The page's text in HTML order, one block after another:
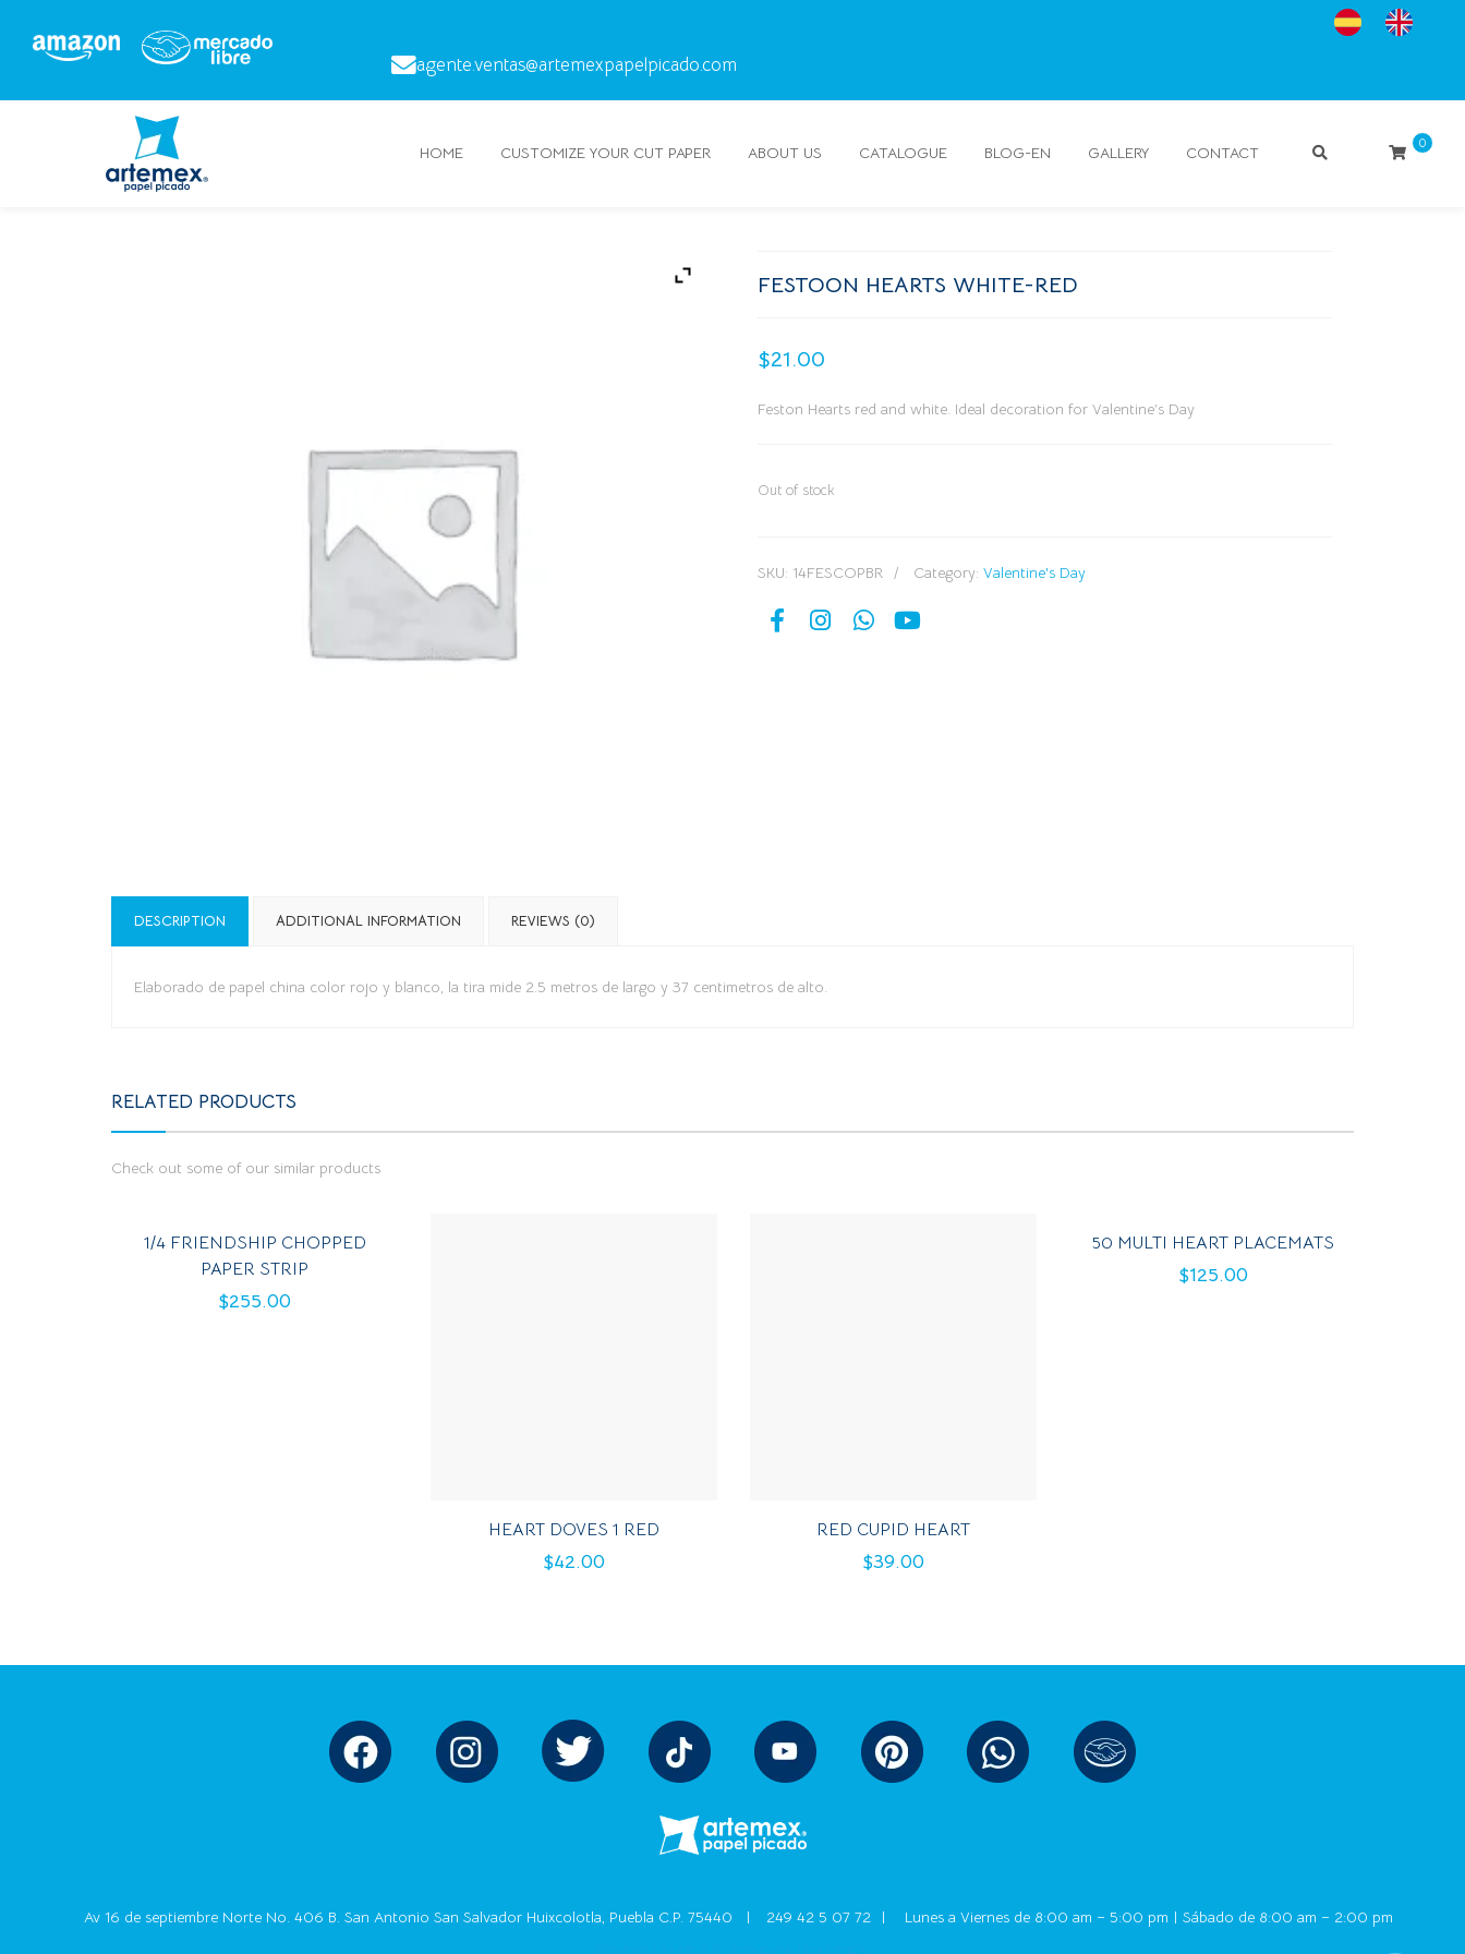
agente.ventas@artemexpapelpicado.com
HOME CUSTOMIZE YOUR CUT PAPER ABOUT US CATALOGUE BLOG-EN GALLERY CONTACT 0
FESTOON HEARTS WHITE-RED
$21.00
Feston Hearts red and white. Ideal decoration for Valentine’s Day
Out of stock
SKU: 14FESCOPBR Category: Valentine's Day
DESCRIPTION ADDITIONAL INFORMATION REVIEWS (0)
Elaborado de papel china color rojo y blanco, la tira mide 2.5 metros de largo y 37 centimetros de alto.
RELATED PRODUCTS
Check out some of our similar products
1/4 FRIENDSHIP CHOPPED
PAPER STRIP
$255.00
HEART DOVES 1 RED
$42.00
RED CUPID HEART
$39.00
50 MULTI HEART PLACEMATS
$125.00
Av 16 de septiembre Norte No. 406 B. San Antonio San Salvador Huixcolotla, Puebla C.P. 75440 | 249 42 5 07 72 | Lunes a Viernes de 8:00 am – 5:00 pm | Sábado de 8:00 am – 2:00 pm